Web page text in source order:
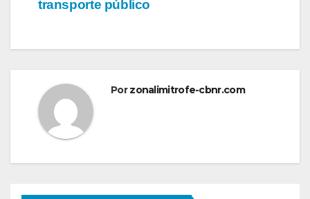
transporte público
Porzonalimitrofe-cbnr.com